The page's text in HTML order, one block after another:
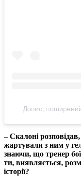
Допис,
– Скалоні
жартували з ним у
знаючи, що тренер
ти, виявляється,
історії?